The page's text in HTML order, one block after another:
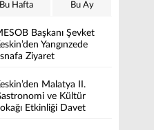
Bu Hafta Bu Ay
Başkanı Şevket
Yangınzede
Ziyaret
Malatya II.
ve Kültür
Etkinliği Davet